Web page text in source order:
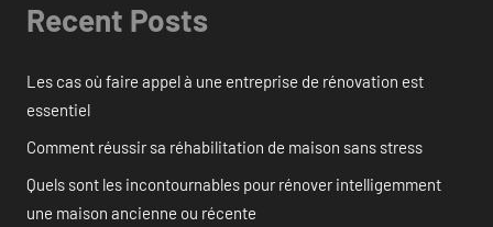
Recent Posts
Les cas où faire appel à une entreprise de rénovation est
essentiel
Comment réussir sa réhabilitation de maison sans stress
Quels sont les incontournables pour rénover intelligemment
une maison ancienne ou récente